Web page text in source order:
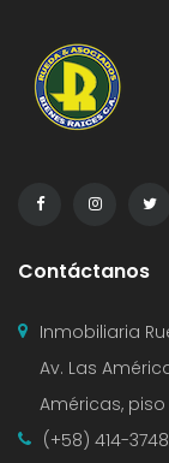
Contáctanos
Inmobiliaria
Av. Las
Américas, piso
(+58) 414-